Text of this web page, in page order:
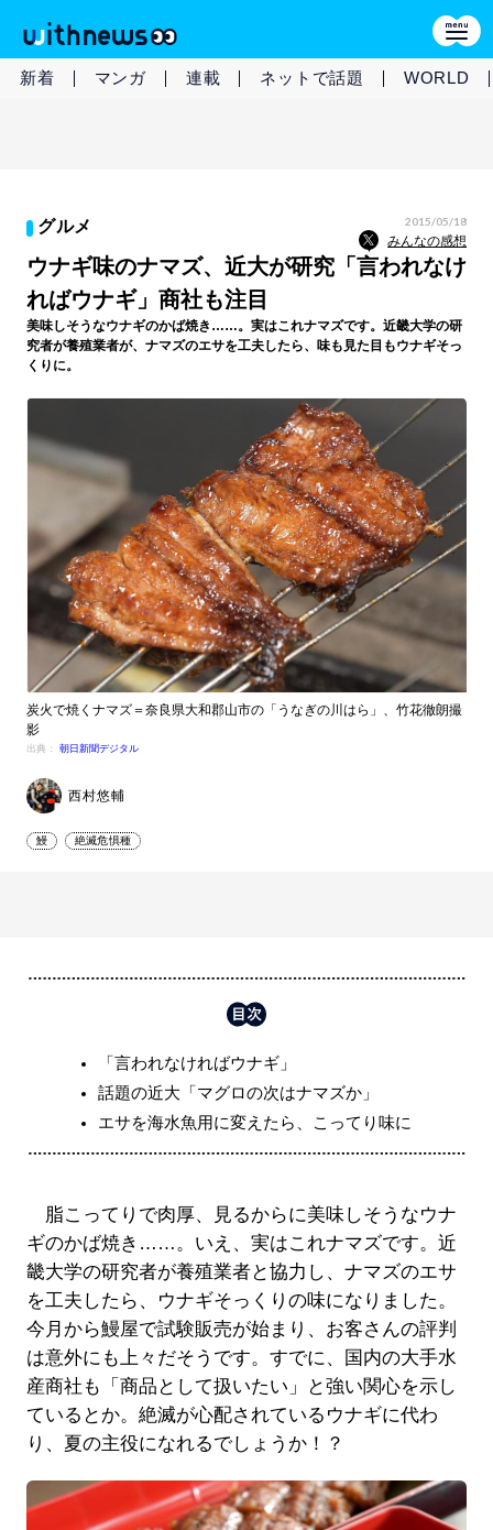
新着 マンガ 連載 ネットで話題 WORLD
グルメ 2015/05/18
みんなの感想
ウナギ味のナマズ、近大が研究「言われなけ
ればウナギ」商社も注目
美味しそうなウナギのかば焼き……。実はこれナマズです。近畿大学の研
究者が養殖業者が、ナマズのエサを工夫したら、味も見た目もウナギそっ
くりに。
炭火で焼くナマズ＝奈良県大和郡山市の「うなぎの川はら」、竹花徹朗撮
影
出典： 朝日新聞デジタル
西村悠輔
鰻 絶滅危惧種
「言われなければウナギ」
話題の近大「マグロの次はナマズか」
エサを海水魚用に変えたら、こってり味に
脂こってりで肉厚、見るからに美味しそうなウナ
ギのかば焼き……。いえ、実はこれナマズです。近
畿大学の研究者が養殖業者と協力し、ナマズのエサ
を工夫したら、ウナギそっくりの味になりました。
今月から鰻屋で試験販売が始まり、お客さんの評判
は意外にも上々だそうです。すでに、国内の大手水
産商社も「商品として扱いたい」と強い関心を示し
ているとか。絶滅が心配されているウナギに代わ
り、夏の主役になれるでしょうか！？